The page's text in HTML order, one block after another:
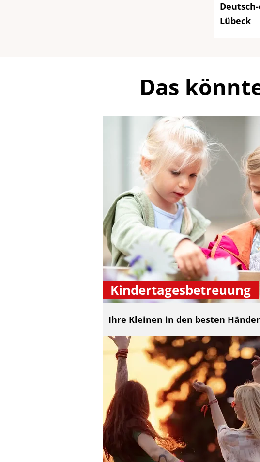
Lübeck
Das
Kindertagesbetreuung
Ihre Kleinen in den besten